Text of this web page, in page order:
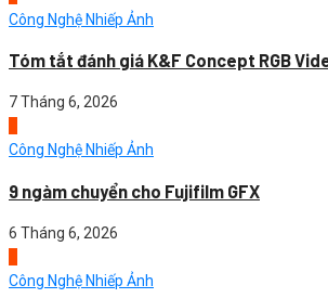
Công Nghệ Nhiếp Ảnh
Tóm tắt đánh giá K&F Concept RGB
7 Tháng 6, 2026
Công Nghệ Nhiếp Ảnh
9 ngàm chuyển cho Fujifilm GFX
6 Tháng 6, 2026
Công Nghệ Nhiếp Ảnh